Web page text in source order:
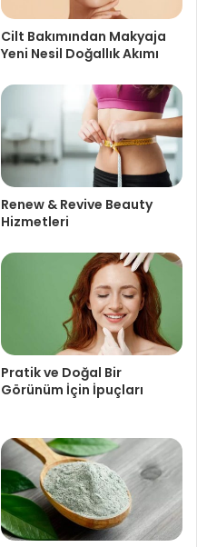
Cilt Bakımından Makyaja
Yeni Nesil Doğallık Akımı
Renew & Revive Beauty
Hizmetleri
Pratik ve Doğal Bir
Görünüm İçin İpuçları